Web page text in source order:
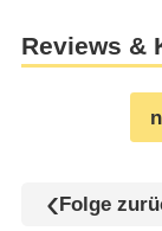
Reviews &
Folge